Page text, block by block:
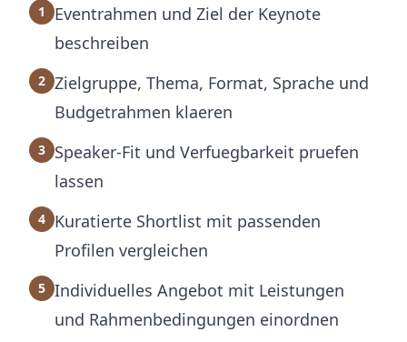
1
Eventrahmen und Ziel der Keynote
beschreiben
2 Zielgruppe, Thema, Format, Sprache und
Budgetrahmen klaeren
3 Speaker-Fit und Verfuegbarkeit pruefen
lassen
4 Kuratierte Shortlist mit passenden
Profilen vergleichen
5 Individuelles Angebot mit Leistungen
und Rahmenbedingungen einordnen